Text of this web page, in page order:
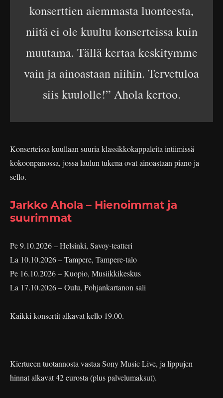
konserttien aiemmasta luonteesta,
niitä ei ole kuultu konserteissa kuin
muutama. Tällä kertaa keskitymme
vain ja ainoastaan niihin. Tervetuloa
siis kuulolle!” Ahola kertoo.
Konserteissa kuullaan suuria klassikkokappaleita intiimissä
kokoonpanossa, jossa laulun tukena ovat ainoastaan piano ja
sello.
Jarkko Ahola – Hienoimmat ja
suurimmat
Pe 9.10.2026 – Helsinki, Savoy-teatteri
La 10.10.2026 – Tampere, Tampere-talo
Pe 16.10.2026 – Kuopio, Musiikkikeskus
La 17.10.2026 – Oulu, Pohjankartanon sali
Kaikki konsertit alkavat kello 19.00.
Kiertueen tuotannosta vastaa Sony Music Live, ja lippujen
hinnat alkavat 42 eurosta (plus palvelumaksut).